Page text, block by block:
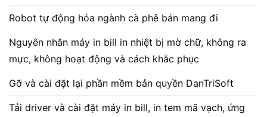
Robot tự động hóa ngành cà phê bán mang đi
Nguyên nhân máy in bill in nhiệt bị mờ chữ, không ra
mực, không hoạt động và cách khắc phục
Gỡ và cài đặt lại phần mềm bản quyền DanTriSoft
Tải driver và cài đặt máy in bill, in tem mã vạch, ứng